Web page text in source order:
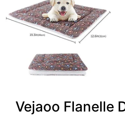
Vejaoo Flanelle